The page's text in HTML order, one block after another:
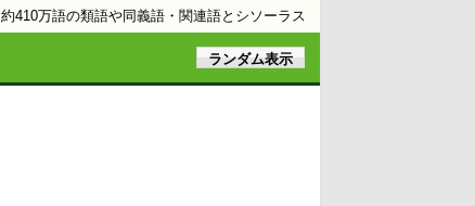
約410万語の類語や同義語・関連語とシソーラス